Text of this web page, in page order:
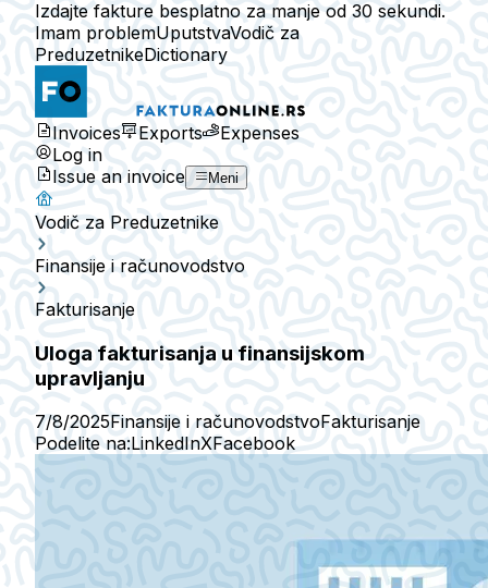
Izdajte fakture besplatno za manje od 30 sekundi.
Imam problemUputstvaVodič za
PreduzetnikeDictionary
Invoices Exports
Expenses
Log in
Issue an invoice
Meni
Vodič za Preduzetnike
Finansije i računovodstvo
Fakturisanje
Uloga fakturisanja u finansijskom
upravljanju
7/8/2025Finansije i računovodstvoFakturisanje
Podelite na:LinkedInXFacebook